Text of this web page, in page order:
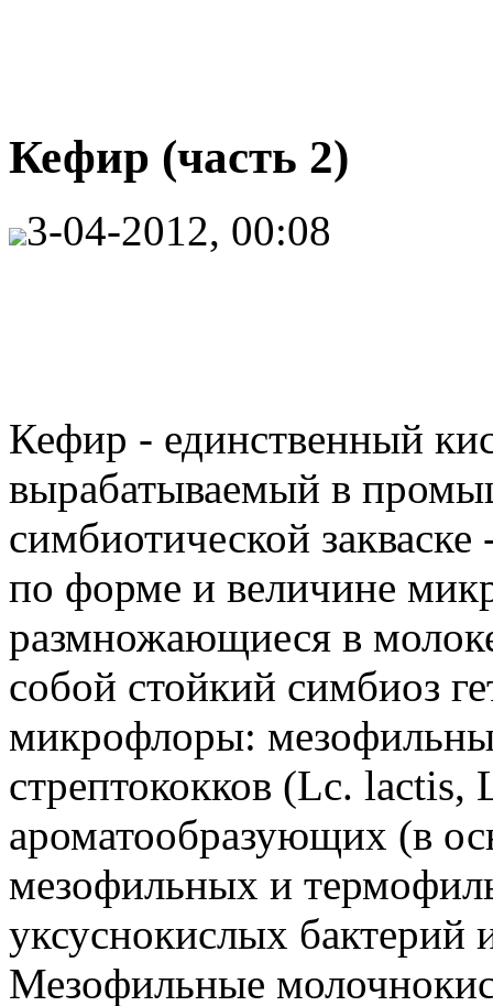
Кефир (часть 2)
3-04-2012, 00:08
Кефир - единственный
вырабатываемый в
симбиотической
по форме и величине
размножающиеся в
собой стойкий симбиоз
микрофлоры:
стрептококков (Lc. lactis,
ароматообразующих (в
мезофильных и
уксуснокислых
Мезофильные